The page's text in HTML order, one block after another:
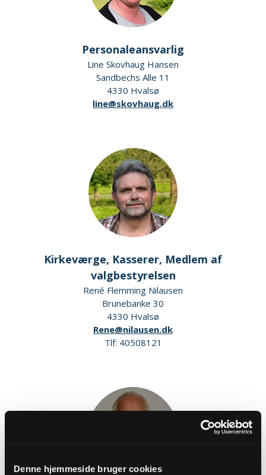
Denne hjemmeside bruger cookies
Personaleansvarlig
Line Skovhaug Hansen
Sandbechs Alle 11
4330 Hvalsø
line@skovhaug.dk
Kirkeværge, Kasserer, Medlem af
valgbestyrelsen
René Flemming Nilausen
Brunebanke 30
4330 Hvalsø
Rene@nilausen.dk
Tlf: 40508121